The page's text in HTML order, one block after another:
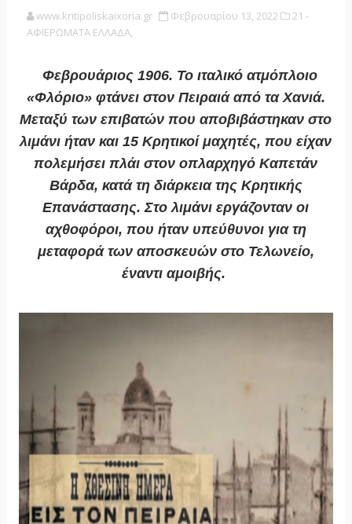
www.kritipoliskaixoria.gr Φεβρουαρίου 13, 2022
21 -
ΑΦΙΕΡΩΜΑΤΑ ΕΛΛΑΔΑ,
Φεβρουάριος 1906. Το ιταλικό ατμόπλοιο
«Φλόριο» φτάνει στον Πειραιά από τα Χανιά.
Μεταξύ των επιβατών που αποβιβάστηκαν στο
λιμάνι ήταν και 15 Κρητικοί μαχητές, που είχαν
πολεμήσει πλάι στον οπλαρχηγό Καπετάν
Βάρδα, κατά τη διάρκεια της Κρητικής
Επανάστασης. Στο λιμάνι εργάζονταν οι
αχθοφόροι, που ήταν υπεύθυνοι για τη
μεταφορά των αποσκευών στο Τελωνείο,
έναντι αμοιβής.